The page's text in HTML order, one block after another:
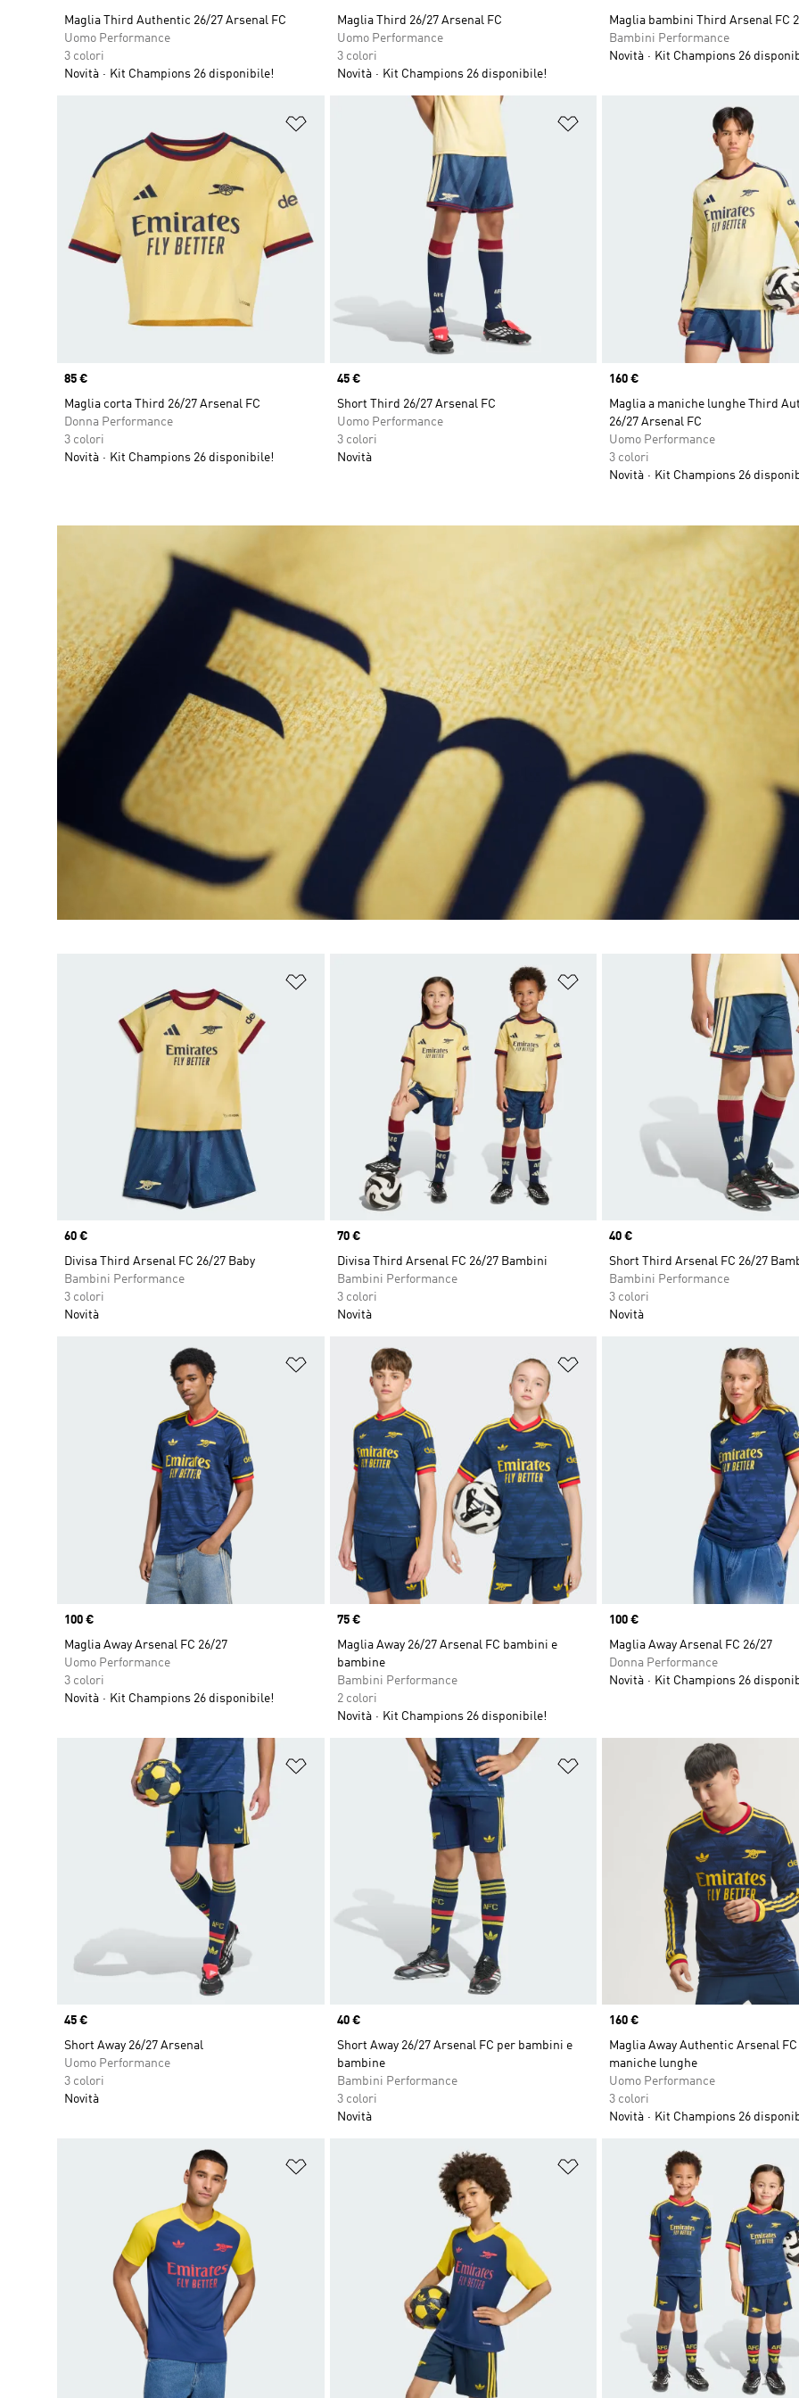
Maglia Third Authentic 26/27 Arsenal FC
Uomo Performance
3 colori
Novità
Kit Champions 26 disponibile!
Maglia Third 26/27 Arsenal FC
Uomo Performance
3 colori
Novità
Kit Champions 26 disponibile!
Maglia bambini Third Arsenal FC
Bambini Performance
Novità
Kit Champions 26
Aggiungi alla lista dei desideri
Price
85 €
Maglia corta Third 26/27 Arsenal FC
Donna Performance
3 colori
Novità
Kit Champions 26 disponibile!
Aggiungi alla lista dei desideri
Price
45 €
Short Third 26/27 Arsenal FC
Uomo Performance
3 colori
Novità
Price
160 €
Maglia a maniche lunghe Third
26/27 Arsenal FC
Uomo Performance
3 colori
Novità
Kit Champions 26
Aggiungi alla lista dei desideri
Price
60 €
Divisa Third Arsenal FC 26/27 Baby
Bambini Performance
3 colori
Novità
Aggiungi alla lista dei desideri
Price
70 €
Divisa Third Arsenal FC 26/27 Bambini
Bambini Performance
3 colori
Novità
Price
40 €
Short Third Arsenal FC 26/27
Bambini Performance
3 colori
Novità
Aggiungi alla lista dei desideri
Price
100 €
Maglia Away Arsenal FC 26/27
Uomo Performance
3 colori
Novità
Kit Champions 26 disponibile!
Aggiungi alla lista dei desideri
Price
75 €
Maglia Away 26/27 Arsenal FC bambini e
bambine
Bambini Performance
2 colori
Novità
Kit Champions 26 disponibile!
Price
100 €
Maglia Away Arsenal FC 26/27
Donna Performance
Novità
Kit Champions 26
Aggiungi alla lista dei desideri
Price
45 €
Short Away 26/27 Arsenal
Uomo Performance
3 colori
Novità
Aggiungi alla lista dei desideri
Price
40 €
Short Away 26/27 Arsenal FC per bambini e
bambine
Bambini Performance
3 colori
Novità
Price
160 €
Maglia Away Authentic Arsenal FC
maniche lunghe
Uomo Performance
3 colori
Novità
Kit Champions 26
Aggiungi alla lista dei desideri Aggiungi alla lista dei desideri